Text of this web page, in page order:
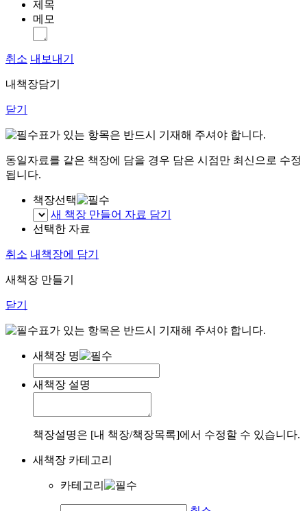
제목
메모
취소 내보내기
내책장담기
닫기
표가 있는 항목은 반드시 기재해 주셔야 합니다.
동일자료를 같은 책장에 담을 경우 담은 시점만 최신으로 수정
됩니다.
책장선택
새 책장 만들어 자료 담기
선택한 자료
취소 내책장에 담기
새책장 만들기
닫기
표가 있는 항목은 반드시 기재해 주셔야 합니다.
새책장 명
새책장 설명
책장설명은 [내 책장/책장목록]에서 수정할 수 있습니다.
새책장 카테고리
카테고리